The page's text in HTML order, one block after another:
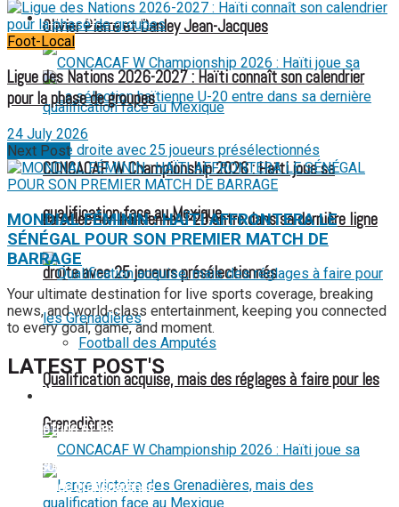
Olivier Pierre et Danley Jean-Jacques
La sélection haïtienne U-20 entre dans sa dernière ligne
droite avec 25 joueurs présélectionnés
Football des Amputés
FOOTBALL FÉMININ
CONCACAF W Championship 2026 : Haïti joue sa
qualification face au Mexique
Qualification acquise, mais des réglages à faire pour les
Grenadières
Foot-Local
Ligue des Nations 2026-2027 : Haïti connaît son calendrier
pour la phase de groupes
24 July 2026
Next Post
MONDIAL FÉMININ : HAÏTI AFFRONTERA LE
SÉNÉGAL POUR SON PREMIER MATCH DE
BARRAGE
Your ultimate destination for live sports coverage, breaking
news, and world-class entertainment, keeping you connected
to every goal, game, and moment.
LATEST POST'S
l’inquiétude et les interrogations
FIFA sous pression : l’UEFA et la Concacaf dénoncent un
manque de transparence